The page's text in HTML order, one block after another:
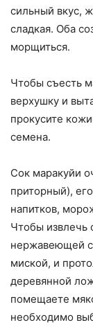
сильный вкус,
сладкая. Оба
морщиться.
Чтобы съесть
верхушку и
прокусите
семена.
Сок маракуйи
приторный),
напитков,
Чтобы извлечь
нержавеющей
миской, и
деревянной
помещаете
необходимо